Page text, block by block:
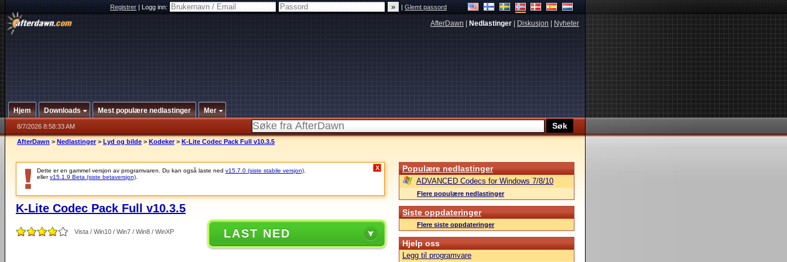
Registrer|Logg inn: |Glemt passord
AfterDawn Nedlastinger Diskusjon Nyheter
Hjem Downloads Mest populære nedlastinger Mer
8/7/2026 8:58:33 AM
AfterDawn > Nedlastinger > Lyd og bilde > Kodeker > K-Lite Codec Pack Full v10.3.5
Dette er en gammel versjon av programvaren. Du kan også laste ned v15.7.0 (siste stabile versjon)
ellerv15.1.9 Beta (siste betaversjon)
X
K-Lite Codec Pack Full v10.3.5
Vista / Win10 / Win7 / Win8 / WinXP LAST NED
Populære nedlastinger
ADVANCED Codecs for Windows 7/8/10
Flere populære nedlastinger
Siste oppdateringer
Flere siste oppdateringer
Hjelp oss
Legg til programvare